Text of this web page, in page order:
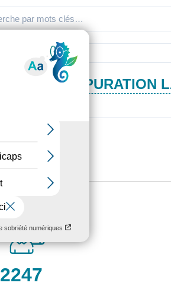
STATION D'EPURATION
2247